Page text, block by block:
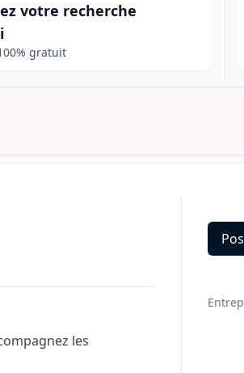
votre recherche
gratuit
les